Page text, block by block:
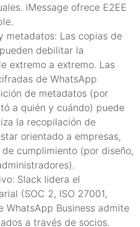
iMessage ofrece E2EE
metadatos: Las copias de
debilitar la
extremo a extremo. Las
de WhatsApp
de metadatos (por
a quién y cuándo) puede
la recopilación de
orientado a empresas,
cumplimiento (por diseño,
Slack lidera el
(SOC 2, ISO 27001,
WhatsApp Business admite
a través de socios.